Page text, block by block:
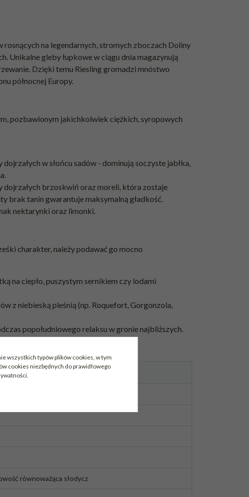
na legendarnych, stromych zboczach Doliny
Unikalne gleby łupkowe w ciągu dnia magazynują
Dzięki temu Riesling gromadzi mnóstwo
północnej Europy.
pozbawionym jakichkolwiek ciężkich, syropowych
w słońcu sadów - dominują soczyste jabłka,
dojrzałych brzoskwiń oraz moreli, która zostaje
brak tanin gwarantuje maksymalną gładkość.
nektarynki oraz limonki.
charakter, należy podawać go mocno
na ciepło, puszystym sernikiem czy lodami
z niebieską pleśnią (np. Roquefort, Gorgonzola,
popołudniowego relaksu w gronie najbliższych.
równoważąca słodycz
wszystkich typów plików cookies, w tym
cookies niezbędnych do prawidłowego